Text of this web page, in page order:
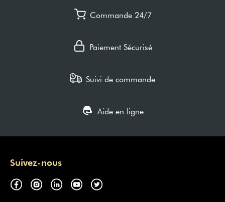
Commande 24/7
Paiement Sécurisé
Suivi de commande
Aide en ligne
Suivez-nous